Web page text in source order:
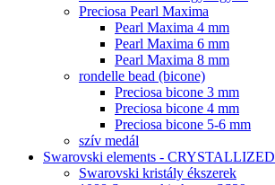
Preciosa Pearl Maxima
Pearl Maxima 4 mm
Pearl Maxima 6 mm
Pearl Maxima 8 mm
rondelle bead (bicone)
Preciosa bicone 3 mm
Preciosa bicone 4 mm
Preciosa bicone 5-6 mm
szív medál
Swarovski elements - CRYSTALLIZED
Swarovski kristály ékszerek